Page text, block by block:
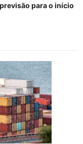
para o início